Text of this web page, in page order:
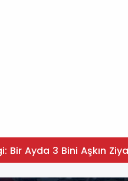
Bir Ayda 3 Bini Aşkın